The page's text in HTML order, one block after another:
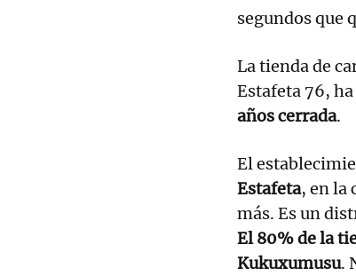
segundos que
La tienda de
Estafeta 76,
años cerrada.
El
Estafeta, en la
más. Es un
El 80% de la
Kukuxumusu.